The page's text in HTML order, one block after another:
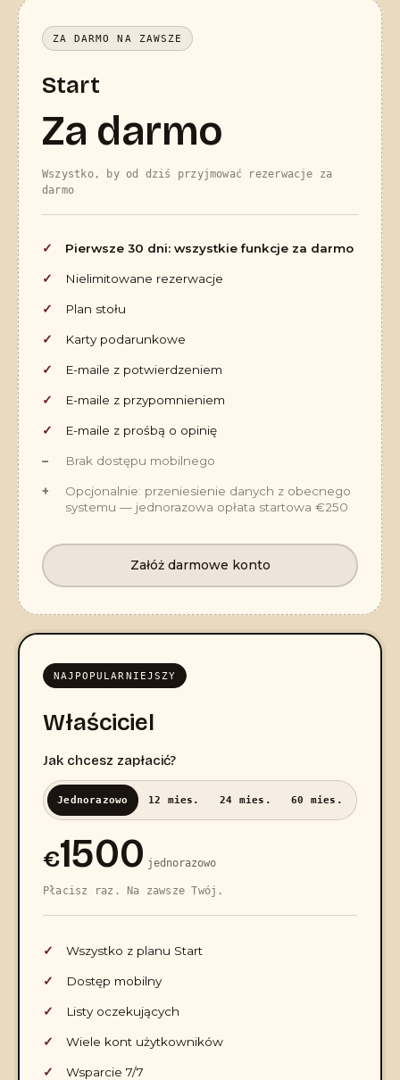
ZA DARMO NA ZAWSZE
Start
Za darmo
Wszystko, by od dziś przyjmować rezerwacje za
darmo
Pierwsze 30 dni: wszystkie funkcje za darmo
Nielimitowane rezerwacje
Plan stołu
Karty podarunkowe
E-maile z potwierdzeniem
E-maile z przypomnieniem
E-maile z prośbą o opinię
Brak dostępu mobilnego
Opcjonalnie: przeniesienie danych z obecnego
systemu — jednorazowa opłata startowa €250
Załóż darmowe konto
NAJPOPULARNIEJSZY
Właściciel
Jak chcesz zapłacić?
Jednorazowo 12 mies. 24 mies. 60 mies.
€1500 jednorazowo
Płacisz raz. Na zawsze Twój.
Wszystko z planu Start
Dostęp mobilny
Listy oczekujących
Wiele kont użytkowników
Wsparcie 7/7